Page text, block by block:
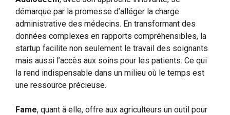
démarque par la promesse d’alléger la charge
administrative des médecins. En transformant des
données complexes en rapports compréhensibles, la
startup facilite non seulement le travail des soignants
mais aussi l’accès aux soins pour les patients. Ce qui
la rend indispensable dans un milieu où le temps est
une ressource précieuse.
Fame, quant à elle, offre aux agriculteurs un outil pour